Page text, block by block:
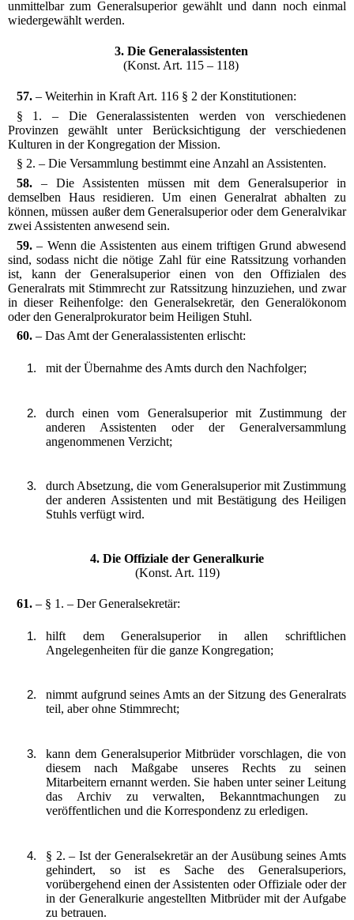
unmittelbar zum Generalsuperior gewählt und dann noch einmal
wiedergewählt werden.
3. Die Generalassistenten
(Konst. Art. 115 – 118)
57.– Weiterhin in Kraft Art. 116 § 2 der Konstitutionen:
§ 1. – Die Generalassistenten werden von verschiedenen
Provinzen gewählt unter Berücksichtigung der verschiedenen
Kulturen in der Kongregation der Mission.
§ 2. – Die Versammlung bestimmt eine Anzahl an Assistenten.
58. – Die Assistenten müssen mit dem Generalsuperior in
demselben Haus residieren. Um einen Generalrat abhalten zu
können, müssen außer dem Generalsuperior oder dem Generalvikar
zwei Assistenten anwesend sein.
59.– Wenn die Assistenten aus einem triftigen Grund abwesend
sind, sodass nicht die nötige Zahl für eine Ratssitzung vorhanden
ist, kann der Generalsuperior einen von den Offizialen des
Generalrats mit Stimmrecht zur Ratssitzung hinzuziehen, und zwar
in dieser Reihenfolge: den Generalsekretär, den Generalökonom
oder den Generalprokurator beim Heiligen Stuhl.
60. – Das Amt der Generalassistenten erlischt:
mit der Übernahme des Amts durch den Nachfolger;
durch einen vom Generalsuperior mit Zustimmung der
anderen Assistenten oder der Generalversammlung
angenommenen Verzicht;
durch Absetzung, die vom Generalsuperior mit Zustimmung
der anderen Assistenten und mit Bestätigung des Heiligen
Stuhls verfügt wird.
4. Die Offiziale der Generalkurie
(Konst. Art. 119)
61. – § 1. – Der Generalsekretär:
hilft dem Generalsuperior in allen schriftlichen
Angelegenheiten für die ganze Kongregation;
nimmt aufgrund seines Amts an der Sitzung des Generalrats
teil, aber ohne Stimmrecht;
kann dem Generalsuperior Mitbrüder vorschlagen, die von
diesem nach Maßgabe unseres Rechts zu seinen
Mitarbeitern ernannt werden. Sie haben unter seiner Leitung
das Archiv zu verwalten, Bekanntmachungen zu
veröffentlichen und die Korrespondenz zu erledigen.
§ 2. – Ist der Generalsekretär an der Ausübung seines Amts
gehindert, so ist es Sache des Generalsuperiors,
vorübergehend einen der Assistenten oder Offiziale oder der
in der Generalkurie angestellten Mitbrüder mit der Aufgabe
zu betrauen.